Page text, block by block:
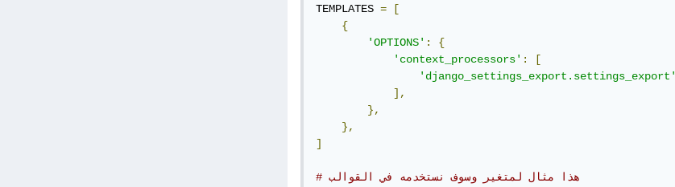
TEMPLATES =
[
{
'OPTIONS' :
{
'context_processors' :
[
'django_settings_export.settings_export'
],
},
},
]
# هذا مثال لمتغير وسوف نستخدمه في القوالب